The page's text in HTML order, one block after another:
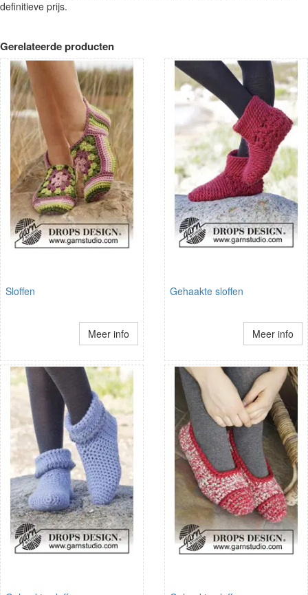
definitieve prijs.
Gerelateerde producten
Sloffen
Meer info
Gehaakte sloffen
Meer info